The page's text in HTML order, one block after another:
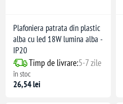
Plafoniera patrata din plastic
alba cu led 18W lumina alba -
IP20
Timp de livrare:5-7 zile
în stoc
26,54 lei